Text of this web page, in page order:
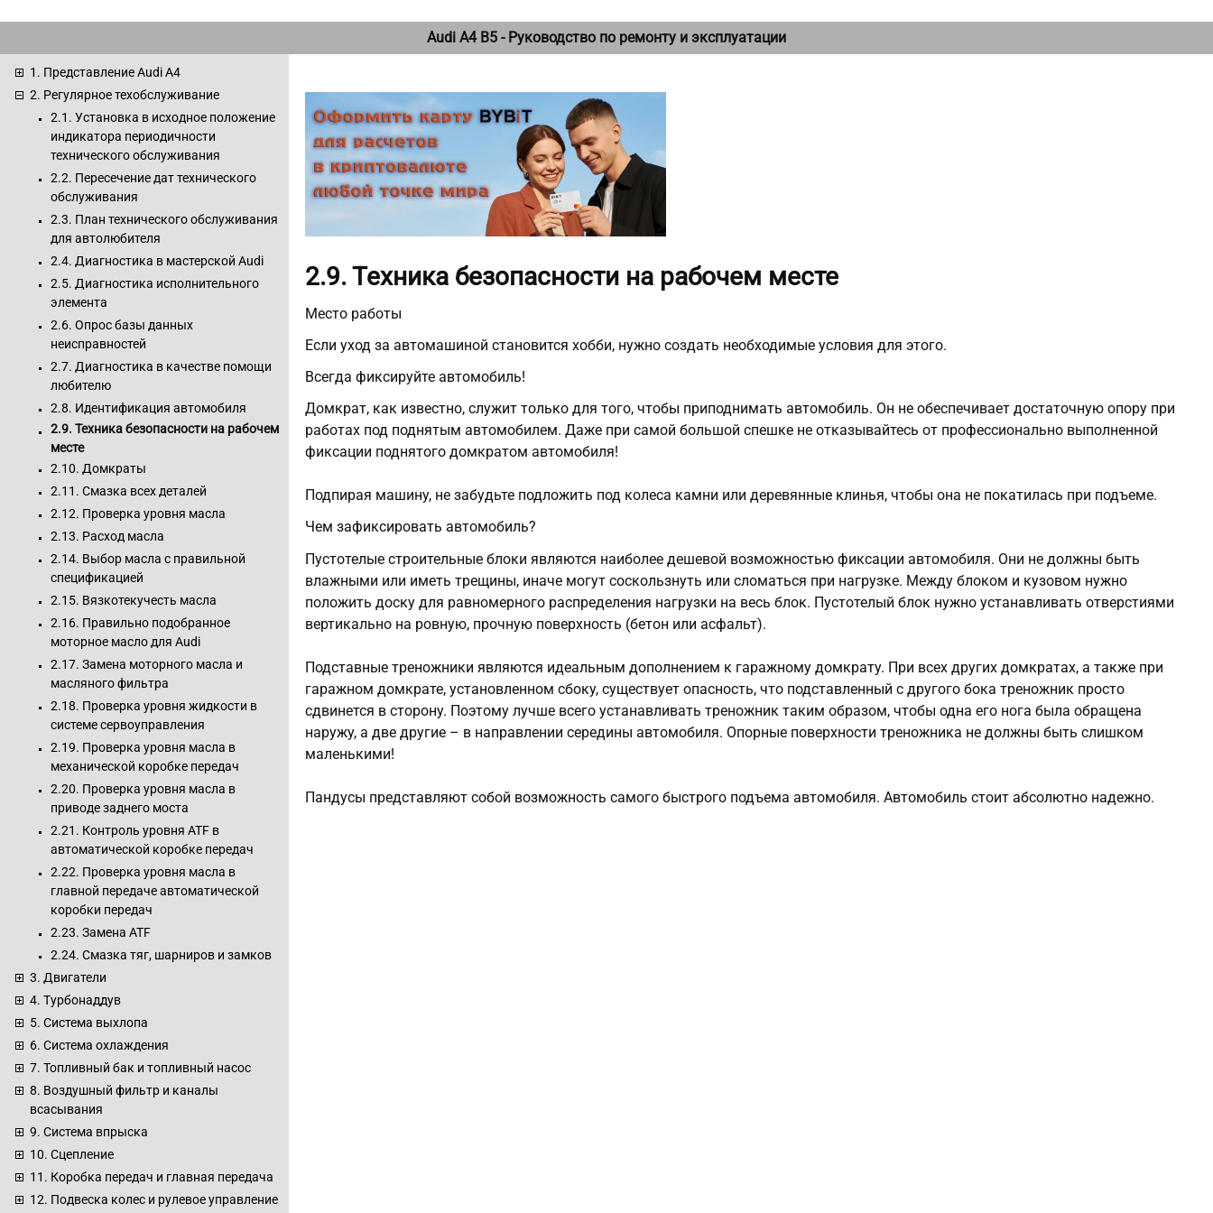
Audi A4 B5 - Руководство по ремонту и эксплуатации
1. Представление Audi A4
2. Регулярное техобслуживание
2.1. Установка в исходное положение
индикатора периодичности
технического обслуживания
2.2. Пересечение дат технического
обслуживания
2.3. План технического обслуживания
для автолюбителя
2.4. Диагностика в мастерской Audi
2.5. Диагностика исполнительного
элемента
2.6. Опрос базы данных
неисправностей
2.7. Диагностика в качестве помощи
любителю
2.8. Идентификация автомобиля
2.9. Техника безопасности на рабочем
месте
2.10. Домкраты
2.11. Смазка всех деталей
2.12. Проверка уровня масла
2.13. Расход масла
2.14. Выбор масла с правильной
спецификацией
2.15. Вязкотекучесть масла
2.16. Правильно подобранное
моторное масло для Audi
2.17. Замена моторного масла и
масляного фильтра
2.18. Проверка уровня жидкости в
системе сервоуправления
2.19. Проверка уровня масла в
механической коробке передач
2.20. Проверка уровня масла в
приводе заднего моста
2.21. Контроль уровня ATF в
автоматической коробке передач
2.22. Проверка уровня масла в
главной передаче автоматической
коробки передач
2.23. Замена ATF
2.24. Смазка тяг, шарниров и замков
3. Двигатели
4. Турбонаддув
5. Система выхлопа
6. Система охлаждения
7. Топливный бак и топливный насос
8. Воздушный фильтр и каналы
всасывания
9. Система впрыска
10. Сцепление
11. Коробка передач и главная передача
12. Подвеска колес и рулевое управление
2.9. Техника безопасности на рабочем месте
Место работы
Если уход за автомашиной становится хобби, нужно создать необходимые условия для этого.
Всегда фиксируйте автомобиль!
Домкрат, как известно, служит только для того, чтобы приподнимать автомобиль. Он не обеспечивает достаточную опору при
работах под поднятым автомобилем. Даже при самой большой спешке не отказывайтесь от профессионально выполненной
фиксации поднятого домкратом автомобиля!
Подпирая машину, не забудьте подложить под колеса камни или деревянные клинья, чтобы она не покатилась при подъеме.
Чем зафиксировать автомобиль?
Пустотелые строительные блоки являются наиболее дешевой возможностью фиксации автомобиля. Они не должны быть
влажными или иметь трещины, иначе могут соскользнуть или сломаться при нагрузке. Между блоком и кузовом нужно
положить доску для равномерного распределения нагрузки на весь блок. Пустотелый блок нужно устанавливать отверстиями
вертикально на ровную, прочную поверхность (бетон или асфальт).
Подставные треножники являются идеальным дополнением к гаражному домкрату. При всех других домкратах, а также при
гаражном домкрате, установленном сбоку, существует опасность, что подставленный с другого бока треножник просто
сдвинется в сторону. Поэтому лучше всего устанавливать треножник таким образом, чтобы одна его нога была обращена
наружу, а две другие – в направлении середины автомобиля. Опорные поверхности треножника не должны быть слишком
маленькими!
Пандусы представляют собой возможность самого быстрого подъема автомобиля. Автомобиль стоит абсолютно надежно.